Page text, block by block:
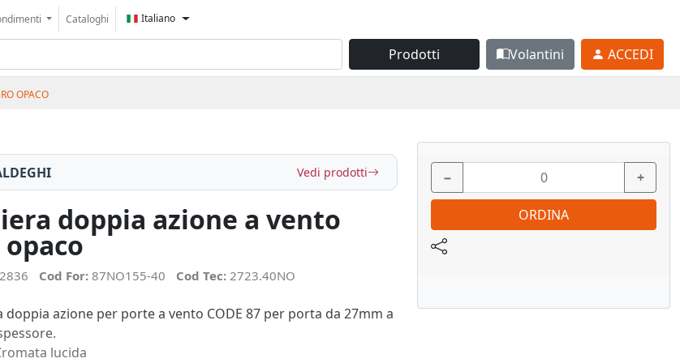
Cataloghi Italiano
Prodotti Volantini ACCEDI
OPACO
Vedi prodotti
doppia azione a vento
Cod For: 87NO155-40 Cod Tec: 2723.40NO
doppia azione per porte a vento CODE 87 per porta da 27mm a
lucida
− +
ORDINA